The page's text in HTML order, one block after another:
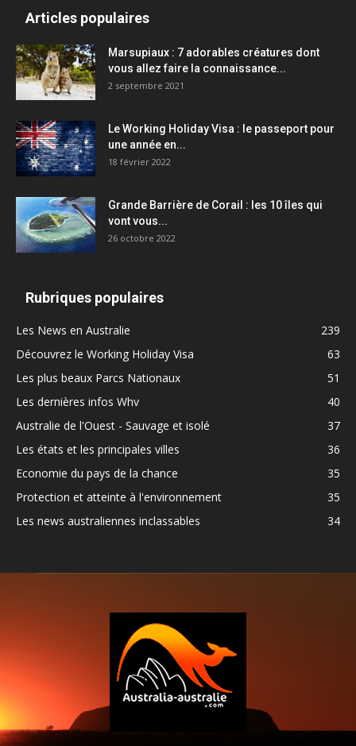
Articles populaires
Marsupiaux : 7 adorables créatures dont
vous allez faire la connaissance...
2 septembre 2021
Le Working Holiday Visa : le passeport pour
une année en...
18 février 2022
Grande Barrière de Corail : les 10 îles qui
vont vous...
26 octobre 2022
Rubriques populaires
Les News en Australie
239
Découvrez le Working Holiday Visa
63
Les plus beaux Parcs Nationaux
51
Les dernières infos Whv
40
Australie de l'Ouest - Sauvage et isolé
37
Les états et les principales villes
36
Economie du pays de la chance
35
Protection et atteinte à l'environnement
35
Les news australiennes inclassables
34